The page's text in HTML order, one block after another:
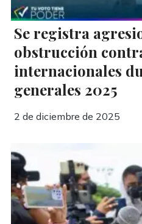
Se registra
obstrucción
internacionales
generales 2025
2 de diciembre de 2025